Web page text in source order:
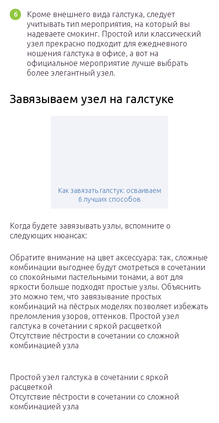
Кроме внешнего вида галстука, следует
учитывать тип мероприятия, на который вы
надеваете смокинг. Простой или классический
узел прекрасно подходит для ежедневного
ношения галстука в офисе, а вот на
официальное мероприятие лучше выбрать
более элегантный узел.
Завязываем узел на галстуке
Как завязать галстук: осваиваем
6 лучших способов
Когда будете завязывать узлы, вспомните о
следующих нюансах:
Обратите внимание на цвет аксессуара: так, сложные
комбинации выгоднее будут смотреться в сочетании
со спокойными пастельными тонами, а вот для
яркости больше подходят простые узлы. Объяснить
это можно тем, что завязывание простых
комбинаций на пёстрых моделях позволяет избежать
преломления узоров, оттенков. Простой узел
галстука в сочетании с яркой расцветкой
Отсутствие пёстрости в сочетании со сложной
комбинацией узла
Простой узел галстука в сочетании с яркой
расцветкой
Отсутствие пёстрости в сочетании со сложной
комбинацией узла